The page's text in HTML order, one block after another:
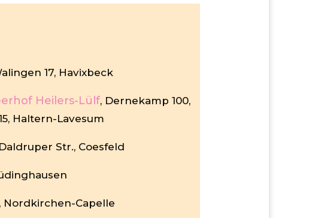
17, Havixbeck
Heilers-Lülf, Dernekamp 100,
Haltern-Lavesum
Str., Coesfeld
Nordkirchen-Capelle